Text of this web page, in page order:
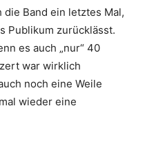
die Band ein letztes Mal,
Publikum zurücklässt.
es auch „nur“ 40
war wirklich
noch eine Weile
wieder eine